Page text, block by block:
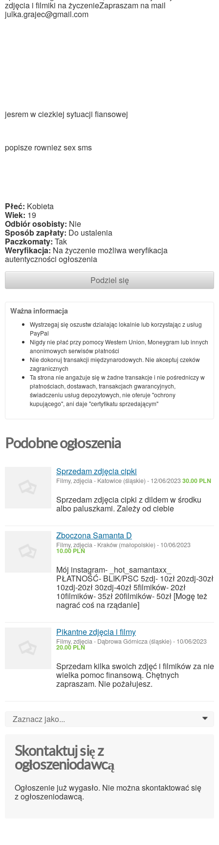
zdjęcia i filmiki na życzenieZapraszam na mail
julka.grajec@gmail.com
jesrem w ciezkiej sytuacji fiansowej
popisze rowniez sex sms
Płeć: Kobieta
Wiek: 19
Odbiór osobisty: Nie
Sposób zapłaty: Do ustalenia
Paczkomaty: Tak
Weryfikacja: Na życzenie możliwa weryfikacja
autentyczności ogłoszenia
Podziel się
Ważna informacja
Wystrzegaj się oszustw działając lokalnie lub korzystając z usług
PayPal
Nigdy nie płać przy pomocy Western Union, Moneygram lub innych
anonimowych serwisów płatności
Nie dokonuj transakcji międzynarodowych. Nie akceptuj czeków
zagranicznych
Ta strona nie angażuje się w żadne transakcje i nie pośredniczy w
płatnościach, dostawach, transakcjach gwarancyjnych,
świadczeniu usług depozytowych, nie oferuje "ochrony
kupującego", ani daje "certyfikatu sprzedającym"
Podobne ogłoszenia
Sprzedam zdjęcia cipki
Filmy, zdjęcia- Katowice (śląskie) - 12/06/202330.00 PLN
Sprzedam zdjęcia cipki z dildem w środku
albo paluszkami. Zależy od ciebie
Zboczona Samanta D
Filmy, zdjęcia- Kraków (małopolskie) - 10/06/2023
10.00 PLN
Mój instagram- _hot_samantaxx_
PŁATNOŚĆ- BLIK/PSC 5zdj- 10zł 20zdj-30zł
10zdj-20zł 30zdj-40zł 5filmików- 20zł
10filmików- 35zł 20filmików- 50zł [Mogę też
nagrać coś na rządanie]
Pikantne zdjęcia i filmy
Filmy, zdjęcia- Dąbrowa Górnicza (śląskie) - 10/06/2023
20.00 PLN
Sprzedam kilka swoich zdjęć i filmików za nie
wielka pomoc finansową. Chętnych
zapraszam. Nie pożałujesz.
Zaznacz jako... 0
Skontaktuj się z
ogłoszeniodawcą
Ogłoszenie już wygasło. Nie można skontaktować się
z ogłoszeniodawcą.